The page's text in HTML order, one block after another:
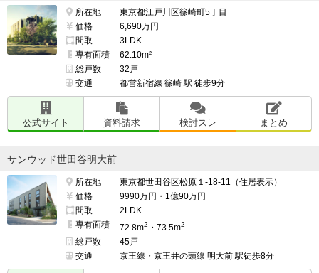
所在地
東京都江戸川区篠崎町5丁目
価格
6,690万円
間取
3LDK
専有面積
62.10m²
総戸数
32戸
交通
都営新宿線 篠崎 駅 徒歩9分
公式サイト 資料請求 検討スレ まとめ
サンウッド世田谷明大前
所在地
東京都世田谷区松原１-18-11（住居表示）
価格
9990万円・1億90万円
間取
2LDK
専有面積
72.8m2 ・73.5m2
総戸数
45戸
交通
京王線・京王井の頭線 明大前 駅徒歩8分